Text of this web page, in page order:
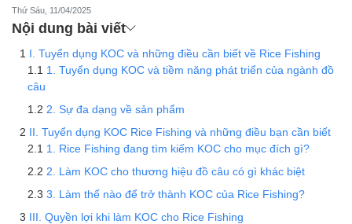
Thứ Sáu, 11/04/2025
Nội dung bài viết
I. Tuyển dụng KOC và những điều cần biết về Rice Fishing
1. Tuyển dụng KOC và tiềm năng phát triển của ngành đồ
câu
2. Sự đa dạng về sản phẩm
II. Tuyển dụng KOC Rice Fishing và những điều bạn cần biết
1. Rice Fishing đang tìm kiếm KOC cho mục đích gì?
2. Làm KOC cho thương hiệu đồ câu có gì khác biệt
3. Làm thế nào để trở thành KOC của Rice Fishing?
III. Quyền lợi khi làm KOC cho Rice Fishing